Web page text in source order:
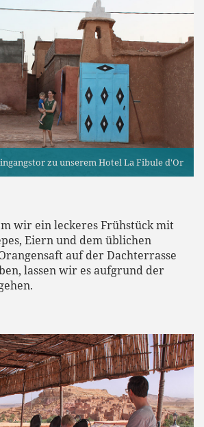
zu unserem Hotel La Fibule d'Or
wir ein leckeres Frühstück mit
Eiern und dem üblichen
auf der Dachterrasse
lassen wir es aufgrund der